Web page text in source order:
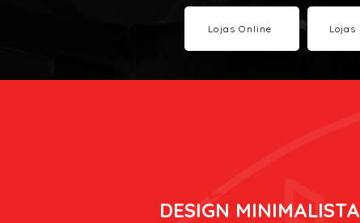
Lojas Online Lojas
DESIGN